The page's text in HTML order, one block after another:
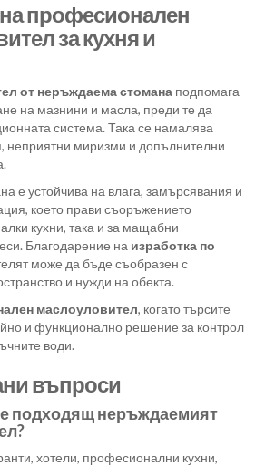
професионален
за кухня и
от неръждаема стомана подпомага
на мазнини и масла, преди те да
система. Така се намалява
неприятни миризми и допълнителни
е устойчива на влага, замърсявания и
което прави съоръжението
кухни, така и за мащабни
Благодарение на изработка по
може да бъде съобразен с
и нужди на обекта.
маслоуловител, когато търсите
и функционално решение за контрол
води.
въпроси
е подходящ неръждаемият
хотели, професионални кухни,